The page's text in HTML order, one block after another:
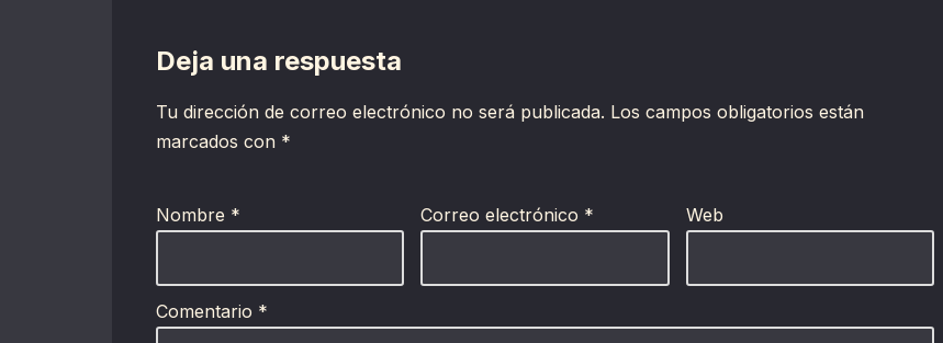
Deja una respuesta
Tu dirección de correo electrónico no será publicada. Los campos obligatorios están
marcados con *
Nombre * Correo electrónico * Web
Comentario *